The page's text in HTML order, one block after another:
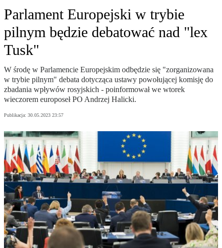
Parlament Europejski w trybie
pilnym będzie debatować nad "lex
Tusk"
W środę w Parlamencie Europejskim odbędzie się "zorganizowana
w trybie pilnym" debata dotycząca ustawy powołującej komisję do
zbadania wpływów rosyjskich - poinformował we wtorek
wieczorem europoseł PO Andrzej Halicki.
Publikacja: 30.05.2023 23:57